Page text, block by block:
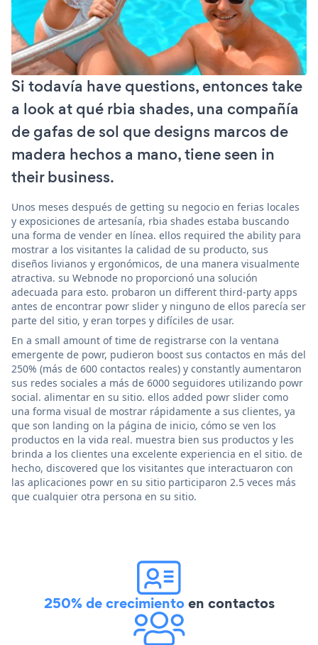
Si todavía have questions, entonces take
a look at qué rbia shades, una compañía
de gafas de sol que designs marcos de
madera hechos a mano, tiene seen in
their business.
Unos meses después de getting su negocio en ferias locales
y exposiciones de artesanía, rbia shades estaba buscando
una forma de vender en línea. ellos required the ability para
mostrar a los visitantes la calidad de su producto, sus
diseños livianos y ergonómicos, de una manera visualmente
atractiva. su Webnode no proporcionó una solución
adecuada para esto. probaron un different third-party apps
antes de encontrar powr slider y ninguno de ellos parecía ser
parte del sitio, y eran torpes y difíciles de usar.
En a small amount of time de registrarse con la ventana
emergente de powr, pudieron boost sus contactos en más del
250% (más de 600 contactos reales) y constantly aumentaron
sus redes sociales a más de 6000 seguidores utilizando powr
social. alimentar en su sitio. ellos added powr slider como
una forma visual de mostrar rápidamente a sus clientes, ya
que son landing on la página de inicio, cómo se ven los
productos en la vida real. muestra bien sus productos y les
brinda a los clientes una excelente experiencia en el sitio. de
hecho, discovered que los visitantes que interactuaron con
las aplicaciones powr en su sitio participaron 2.5 veces más
que cualquier otra persona en su sitio.
250% de crecimientoen contactos